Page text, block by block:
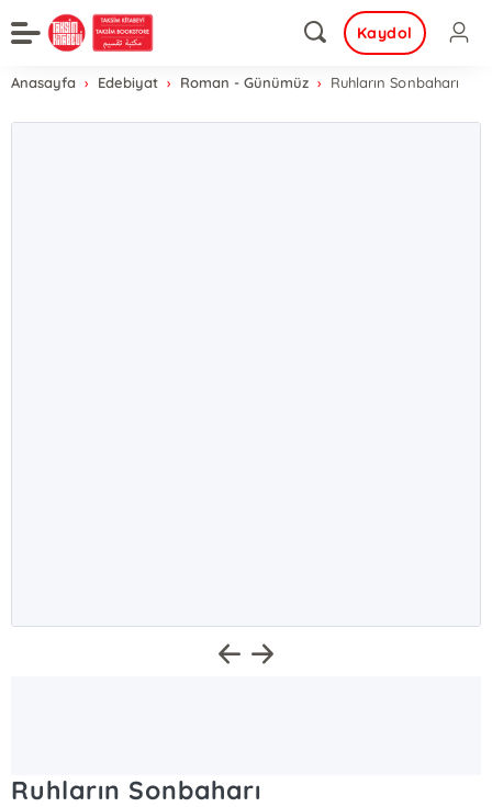
Kaydol
Anasayfa Edebiyat Roman - Günümüz Ruhların Sonbaharı
Ruhların Sonbaharı